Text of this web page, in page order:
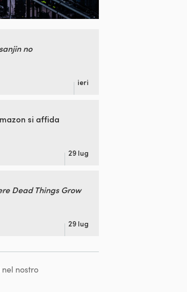
no
ieri
si affida
29 lug
Dead Things Grow
29 lug
nostro